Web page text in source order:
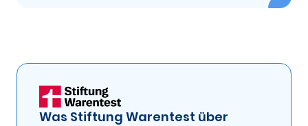
Was Stiftung Warentest über